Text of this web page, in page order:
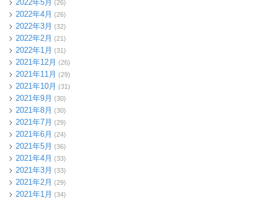
2022年5月 (26)
2022年4月 (26)
2022年3月 (32)
2022年2月 (21)
2022年1月 (31)
2021年12月 (26)
2021年11月 (29)
2021年10月 (31)
2021年9月 (30)
2021年8月 (30)
2021年7月 (29)
2021年6月 (24)
2021年5月 (36)
2021年4月 (33)
2021年3月 (33)
2021年2月 (29)
2021年1月 (34)